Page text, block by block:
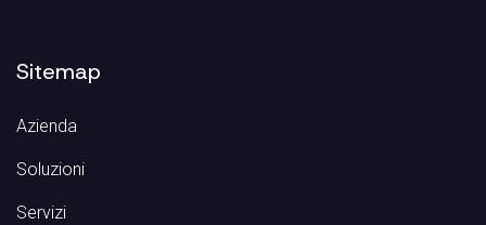
Sitemap
Azienda
Soluzioni
Servizi